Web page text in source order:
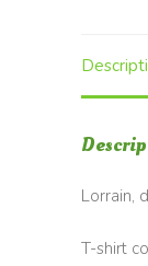
Lorrain,
T-shirt